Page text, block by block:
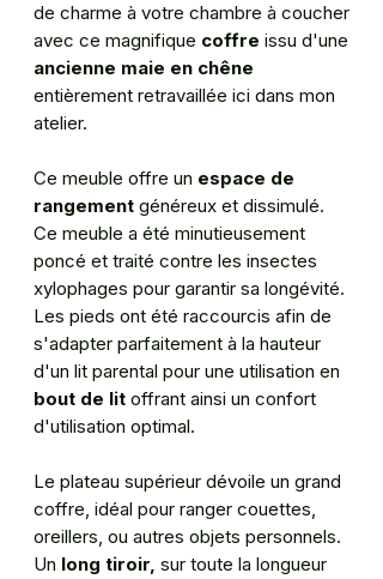
de charme à votre chambre à coucher
avec ce magnifique coffre issu d'une
ancienne maie en chêne
entièrement retravaillée ici dans mon
atelier.
Ce meuble offre un espace de
rangement généreux et dissimulé.
Ce meuble a été minutieusement
poncé et traité contre les insectes
xylophages pour garantir sa longévité.
Les pieds ont été raccourcis afin de
s'adapter parfaitement à la hauteur
d'un lit parental pour une utilisation en
bout de lit offrant ainsi un confort
d'utilisation optimal.
Le plateau supérieur dévoile un grand
coffre, idéal pour ranger couettes,
oreillers, ou autres objets personnels.
Un long tiroir, sur toute la longueur